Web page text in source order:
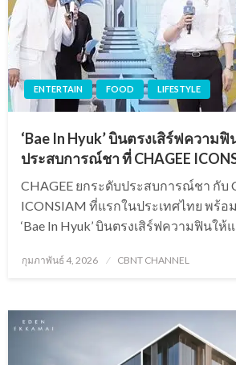
ENTERTAIN FOOD LIFESTYLE
‘Bae In Hyuk’ บินตรงเสิร์ฟความ
ประสบการณ์ชา ที่ CHAGEE
CHAGEE ยกระดับประสบการณ์ชา กับ
ICONSIAM ที่แรกในประเทศไทย พร้อ
‘Bae In Hyuk’ บินตรงเสิร์ฟความฟินใ
Posted
กุมภาพันธ์ 4, 2026 CBNT CHANNEL